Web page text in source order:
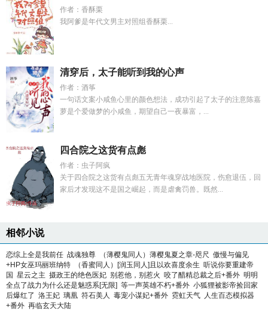
作者：香酥栗
我阿爹是年代文男主对照组香酥栗...
清穿后，太子能听到我的心声
作者：酒筝
一句话文案小咸鱼心里的颜色想法，成功引起了太子的注意陈嘉
萝是个爱做梦的小咸鱼，期望自己一夜暴富，...
四合院之这货有点彪
作者：虫子阿疯
关于四合院之这货有点彪五无青年魂穿战地医院，伤愈退伍，回
家后才发现这不是国之崛起，而是虐禽罚兽。既然...
相邻小说
恋综上全是我前任 战魂独尊 （薄樱鬼同人）薄樱鬼夏之章-咫尺 傲慢与偏见
+HP女巫玛丽班纳特
（香蜜同人）[润玉同人]且以欢喜度余生 听说你要重建帝
国 星云之主 摄政王的绝色医妃 别惹他，别惹火 咬了醋精总裁之后+番外 明明
全点了战力为什么还是魅惑系[无限] 等一声英雄不朽+番外 小狐狸被影帝捡回家
后爆红了 洛王妃 璃凰 符石美人 毒宠小谋妃+番外 霓虹天气 人生百态模拟器
+番外 再临玄天大陆